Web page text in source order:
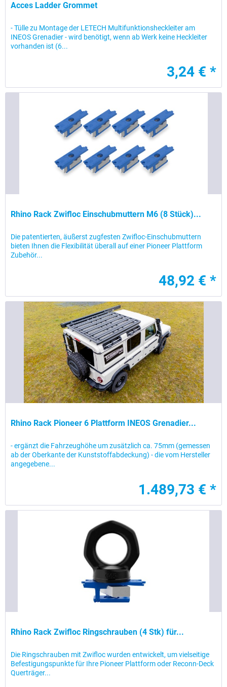
Acces Ladder Grommet
- Tülle zu Montage der LETECH Multifunktionsheckleiter am
INEOS Grenadier - wird benötigt, wenn ab Werk keine Heckleiter
vorhanden ist (6...
3,24 € *
Rhino Rack Zwifloc Einschubmuttern M6 (8 Stück)...
Die patentierten, äußerst zugfesten Zwifloc-Einschubmuttern
bieten Ihnen die Flexibilität überall auf einer Pioneer Plattform
Zubehör...
48,92 € *
Rhino Rack Pioneer 6 Plattform INEOS Grenadier...
- ergänzt die Fahrzeughöhe um zusätzlich ca. 75mm (gemessen
ab der Oberkante der Kunststoffabdeckung) - die vom Hersteller
angegebene...
1.489,73 € *
Rhino Rack Zwifloc Ringschrauben (4 Stk) für...
Die Ringschrauben mit Zwifloc wurden entwickelt, um vielseitige
Befestigungspunkte für Ihre Pioneer Plattform oder Reconn-Deck
Querträger...